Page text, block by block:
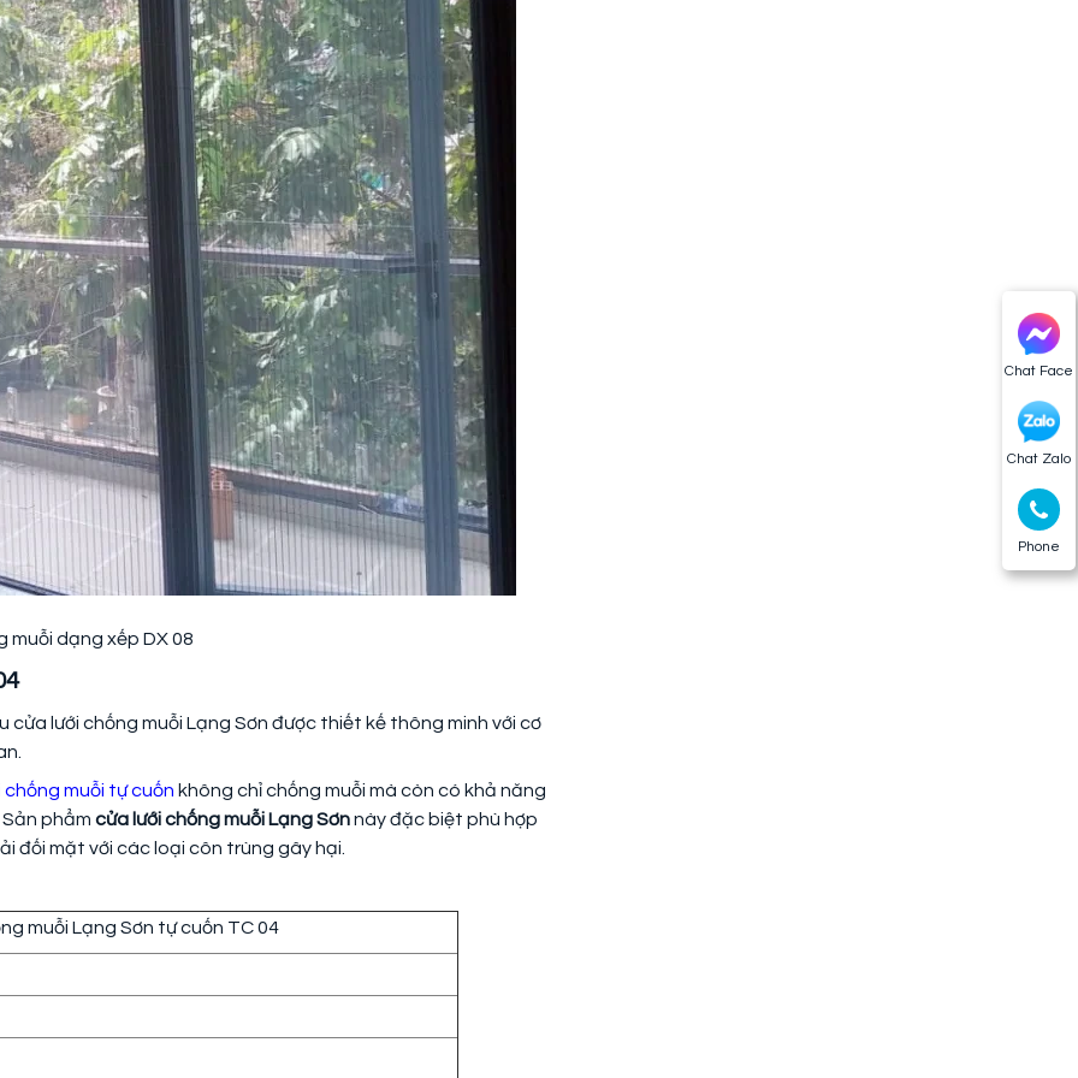
Chat Face
Chat Zalo
Phone
muỗi dạng xếp DX 08
lưới chống muỗi Lạng Sơn được thiết kế thông minh với cơ
chống muỗi tự cuốn không chỉ chống muỗi mà còn có khả năng
phẩm cửa lưới chống muỗi Lạng Sơnnày đặc biệt phù hợp
đối mặt với các loại côn trùng gây hại.
muỗi Lạng Sơn tự cuốn TC 04